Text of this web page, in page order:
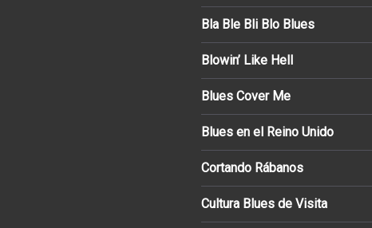
Bla Ble Bli Blo Blues
Blowin’ Like Hell
Blues Cover Me
Blues en el Reino Unido
Cortando Rábanos
Cultura Blues de Visita